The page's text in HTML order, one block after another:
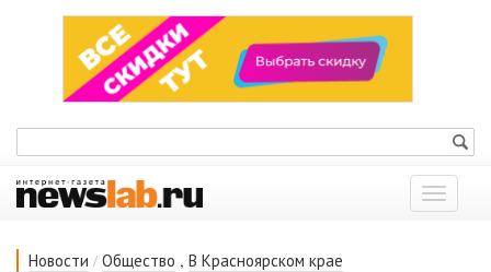
Показать
меню
Новости / Общество , В Красноярском крае